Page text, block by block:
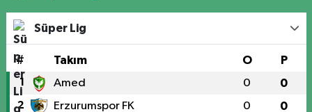
Süper Lig
# Takım O P
1 Amed 0 0
2 Erzurumspor FK 0 0